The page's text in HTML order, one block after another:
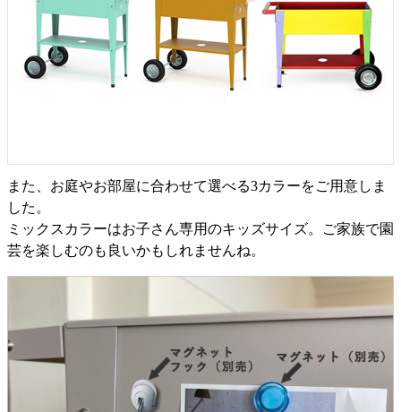
また、お庭やお部屋に合わせて選べる3カラーをご用意しま
した。
ミックスカラーはお子さん専用のキッズサイズ。ご家族で園
芸を楽しむのも良いかもしれませんね。